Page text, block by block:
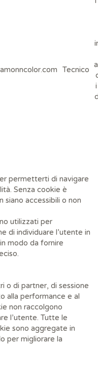
Tecnico
permetterti di navigare
Senza cookie è
siano accessibili o non
utilizzati per
di individuare l’utente in
modo da fornire
o di partner, di sessione
alla performance e al
non raccolgono
l’utente. Tutte le
sono aggregate in
per migliorare la